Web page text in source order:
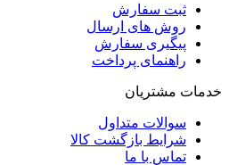
ثبت سفارش
روش‌ های ارسال
پیگیری سفارش
راهنمای پرداخت
خدمات مشتریان
سوالات متداول
شرایط بازگشت کالا
تماس با ما